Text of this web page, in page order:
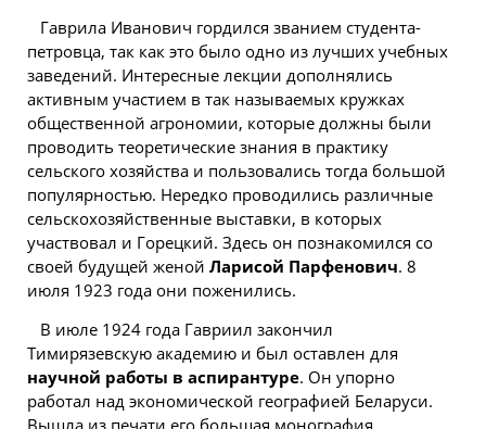
Гаврила Иванович гордился званием студента-
петровца, так как это было одно из лучших учебных
заведений. Интересные лекции дополнялись
активным участием в так называемых кружках
общественной агрономии, которые должны были
проводить теоретические знания в практику
сельского хозяйства и пользовались тогда большой
популярностью. Нередко проводились различные
сельскохозяйственные выставки, в которых
участвовал и Горецкий. Здесь он познакомился со
своей будущей женой Ларисой Парфенович. 8
июля 1923 года они поженились.
В июле 1924 года Гавриил закончил
Тимирязевскую академию и был оставлен для
научной работы в аспирантуре. Он упорно
работал над экономической географией Беларуси.
Вышла из печати его большая монография